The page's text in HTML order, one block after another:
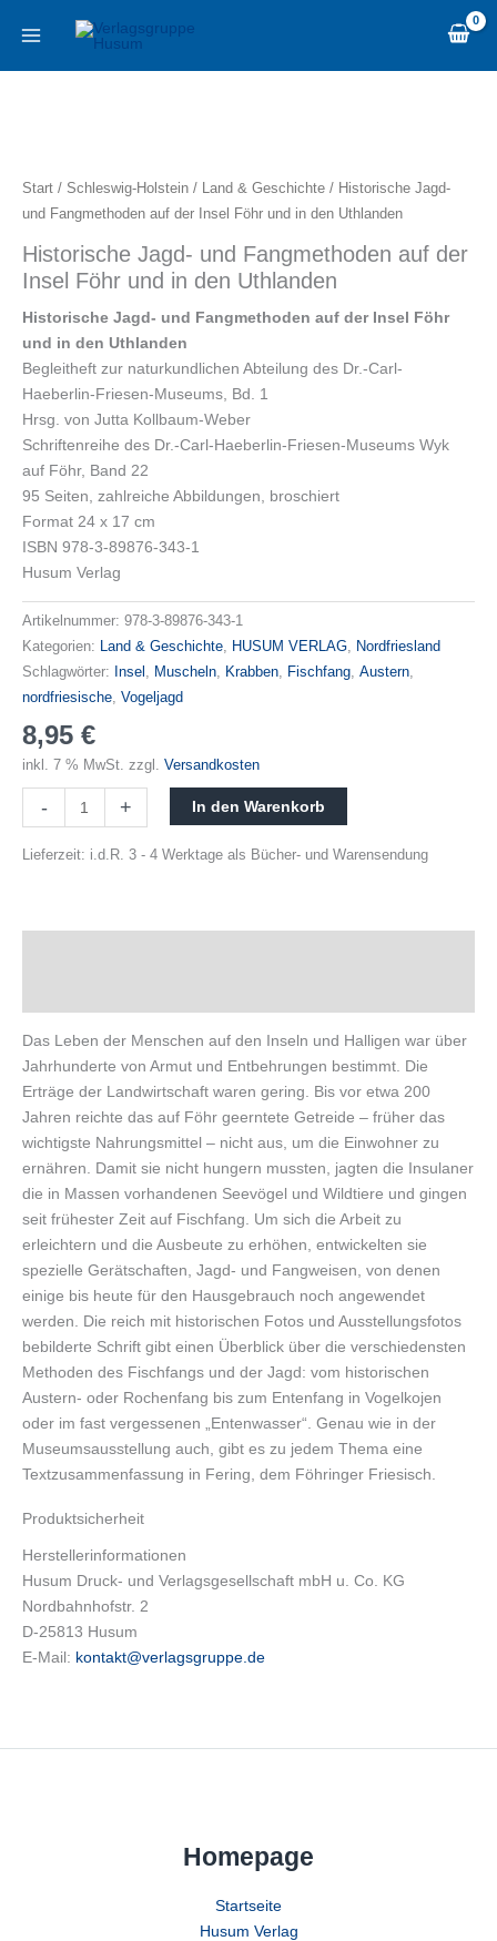
Inhalt
Start / Schleswig-Holstein / Land & Geschichte / Historische Jagd-
und Fangmethoden auf der Insel Föhr und in den Uthlanden
Historische Jagd- und Fangmethoden auf der
Insel Föhr und in den Uthlanden
Historische Jagd- und Fangmethoden auf der Insel Föhr
und in den Uthlanden
Begleitheft zur naturkundlichen Abteilung des Dr.-Carl-
Haeberlin-Friesen-Museums, Bd. 1
Hrsg. von Jutta Kollbaum-Weber
Schriftenreihe des Dr.-Carl-Haeberlin-Friesen-Museums Wyk
auf Föhr, Band 22
95 Seiten, zahlreiche Abbildungen, broschiert
Format 24 x 17 cm
ISBN 978-3-89876-343-1
Husum Verlag
Artikelnummer: 978-3-89876-343-1
Kategorien: Land & Geschichte, HUSUM VERLAG, Nordfriesland
Schlagwörter:
Insel , Muscheln, Krabben, Fischfang, Austern,
nordfriesische, Vogeljagd
8,95 €
inkl. 7 % MwSt. zzgl. Versandkosten
-
Fangmethoden
Insel
Föhr
und
den
Uthlanden
Menge
+ In den Warenkorb
Lieferzeit: i.d.R. 3 - 4 Werktage als Bücher- und Warensendung
Das Leben der Menschen auf den Inseln und Halligen war über
Jahrhunderte von Armut und Entbehrungen bestimmt. Die
Erträge der Landwirtschaft waren gering. Bis vor etwa 200
Jahren reichte das auf Föhr geerntete Getreide – früher das
wichtigste Nahrungsmittel – nicht aus, um die Einwohner zu
ernähren. Damit sie nicht hungern mussten, jagten die Insulaner
die in Massen vorhandenen Seevögel und Wildtiere und gingen
seit frühester Zeit auf Fischfang. Um sich die Arbeit zu
erleichtern und die Ausbeute zu erhöhen, entwickelten sie
spezielle Gerätschaften, Jagd- und Fangweisen, von denen
einige bis heute für den Hausgebrauch noch angewendet
werden. Die reich mit historischen Fotos und Ausstellungsfotos
bebilderte Schrift gibt einen Überblick über die verschiedensten
Methoden des Fischfangs und der Jagd: vom historischen
Austern- oder Rochenfang bis zum Entenfang in Vogelkojen
oder im fast vergessenen „Entenwasser“. Genau wie in der
Museumsausstellung auch, gibt es zu jedem Thema eine
Textzusammenfassung in Fering, dem Föhringer Friesisch.
Produktsicherheit
Herstellerinformationen
Husum Druck- und Verlagsgesellschaft mbH u. Co. KG
Nordbahnhofstr. 2
D-25813 Husum
E-Mail: kontakt@verlagsgruppe.de
Homepage
Startseite
Husum Verlag